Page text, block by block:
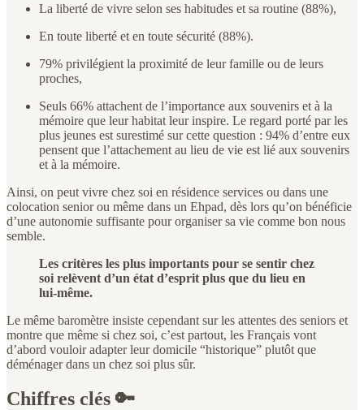
La liberté de vivre selon ses habitudes et sa routine (88%),
En toute liberté et en toute sécurité (88%).
79% privilégient la proximité de leur famille ou de leurs
proches,
Seuls 66% attachent de l’importance aux souvenirs et à la
mémoire que leur habitat leur inspire. Le regard porté par les
plus jeunes est surestimé sur cette question : 94% d’entre eux
pensent que l’attachement au lieu de vie est lié aux souvenirs
et à la mémoire.
Ainsi, on peut vivre chez soi en résidence services ou dans une
colocation senior ou même dans un Ehpad, dès lors qu’on bénéficie
d’une autonomie suffisante pour organiser sa vie comme bon nous
semble.
Les critères les plus importants pour se sentir chez
soi relèvent d’un état d’esprit plus que du lieu en
lui-même.
Le même baromètre insiste cependant sur les attentes des seniors et
montre que même si chez soi, c’est partout, les Français vont
d’abord vouloir adapter leur domicile “historique” plutôt que
déménager dans un chez soi plus sûr.
Chiffres clés 🔑